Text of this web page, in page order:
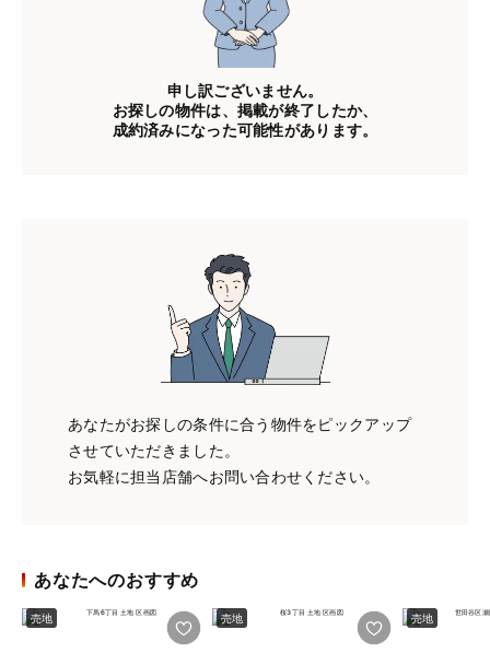
申し訳ございません。
お探しの物件は、掲載が終了したか、
成約済みになった可能性があります。
あなたがお探しの条件に合う物件をピックアップ
させていただきました。
お気軽に担当店舗へお問い合わせください。
あなたへのおすすめ
売地 売地 売地